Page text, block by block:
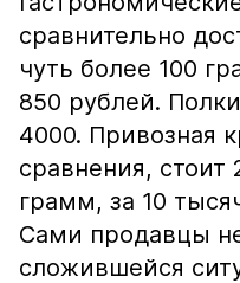
сравнительно
чуть более 100
850 рублей.
4000. Привозная
сравнения, стоит
грамм, за 10
Сами продавцы
сложившейся